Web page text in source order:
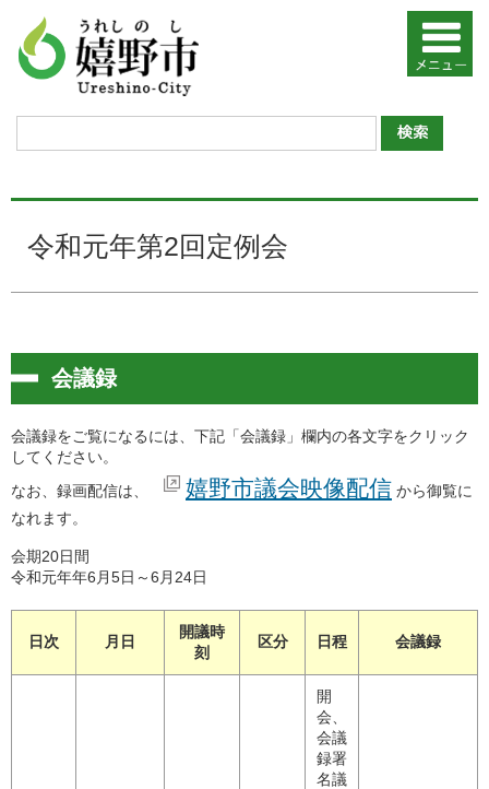
令和元年第2回定例会
会議録
会議録をご覧になるには、下記「会議録」欄内の各文字をクリック
してください。
なお、録画配信は、
嬉野市議会映像配信 から御覧に
なれます。
会期20日間
令和元年年6月5日～6月24日
日次 月日
開議時
刻
区分 日程 会議録
開
会、
会議
録署
名議